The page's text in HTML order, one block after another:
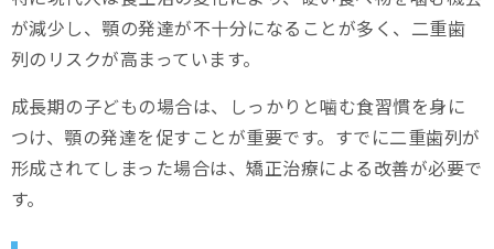
が減少し、顎の発達が不十分になることが多く、二重歯
列のリスクが高まっています。
成長期の子どもの場合は、しっかりと噛む食習慣を身に
つけ、顎の発達を促すことが重要です。すでに二重歯列が
形成されてしまった場合は、矯正治療による改善が必要で
す。